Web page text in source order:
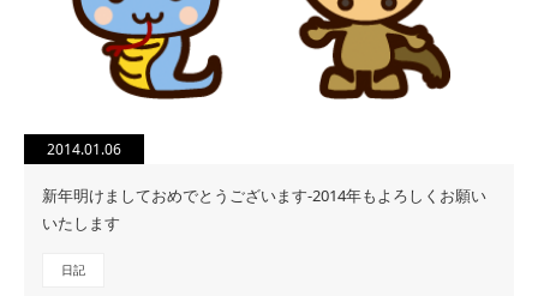
2014.01.06
新年明けましておめでとうございます-2014年もよろしくお願い
いたします
日記